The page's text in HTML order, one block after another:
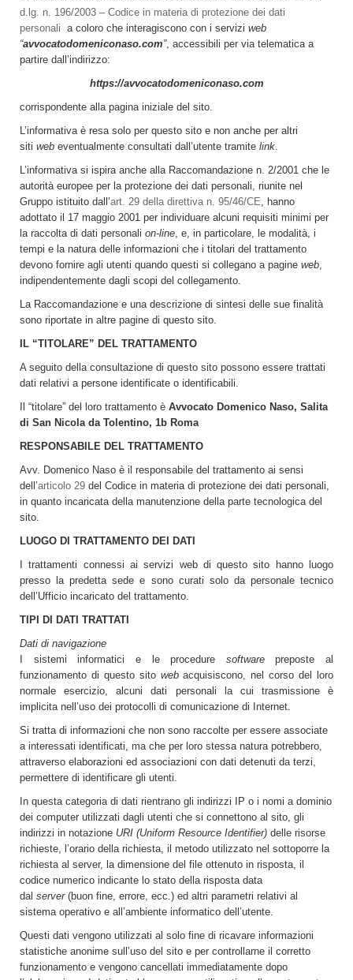
d.lg. n. 196/2003 – Codice in materia di protezione dei dati
personali a coloro che interagiscono con i servizi web
“avvocatodomeniconaso.com”, accessibili per via telematica a
partire dall’indirizzo:
https://avvocatodomeniconaso.com
corrispondente alla pagina iniziale del sito.
L’informativa è resa solo per questo sito e non anche per altri
siti web eventualmente consultati dall’utente tramite link.
L’informativa si ispira anche alla Raccomandazione n. 2/2001 che le
autorità europee per la protezione dei dati personali, riunite nel
Gruppo istituito dall’art. 29 della direttiva n. 95/46/CE, hanno
adottato il 17 maggio 2001 per individuare alcuni requisiti minimi per
la raccolta di dati personali on-line, e, in particolare, le modalità, i
tempi e la natura delle informazioni che i titolari del trattamento
devono fornire agli utenti quando questi si collegano a pagine web,
indipendentemente dagli scopi del collegamento.
La Raccomandazione e una descrizione di sintesi delle sue finalità
sono riportate in altre pagine di questo sito.
IL “TITOLARE” DEL TRATTAMENTO
A seguito della consultazione di questo sito possono essere trattati
dati relativi a persone identificate o identificabili.
Il “titolare” del loro trattamento è Avvocato Domenico Naso, Salita
di San Nicola da Tolentino, 1b Roma
RESPONSABILE DEL TRATTAMENTO
Avv. Domenico Naso è il responsabile del trattamento ai sensi
dell’articolo 29 del Codice in materia di protezione dei dati personali,
in quanto incaricata della manutenzione della parte tecnologica del
sito.
LUOGO DI TRATTAMENTO DEI DATI
I trattamenti connessi ai servizi web di questo sito hanno luogo
presso la predetta sede e sono curati solo da personale tecnico
dell’Ufficio incaricato del trattamento.
TIPI DI DATI TRATTATI
Dati di navigazione
I sistemi informatici e le procedure softwarepreposte al
funzionamento di questo sito webacquisiscono, nel corso del loro
normale esercizio, alcuni dati personali la cui trasmissione è
implicita nell’uso dei protocolli di comunicazione di Internet.
Si tratta di informazioni che non sono raccolte per essere associate
a interessati identificati, ma che per loro stessa natura potrebbero,
attraverso elaborazioni ed associazioni con dati detenuti da terzi,
permettere di identificare gli utenti.
In questa categoria di dati rientrano gli indirizzi IP o i nomi a dominio
dei computer utilizzati dagli utenti che si connettono al sito, gli
indirizzi in notazione URI (Uniform Resource Identifier) delle risorse
richieste, l’orario della richiesta, il metodo utilizzato nel sottoporre la
richiesta al server, la dimensione del file ottenuto in risposta, il
codice numerico indicante lo stato della risposta data
dal server(buon fine, errore, ecc.) ed altri parametri relativi al
sistema operativo e all’ambiente informatico dell’utente.
Questi dati vengono utilizzati al solo fine di ricavare informazioni
statistiche anonime sull’uso del sito e per controllarne il corretto
funzionamento e vengono cancellati immediatamente dopo